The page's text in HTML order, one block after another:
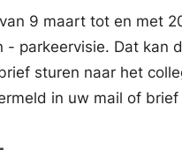
9 maart tot en met
- parkeervisie. Dat kan
sturen naar het
in uw mail of brief